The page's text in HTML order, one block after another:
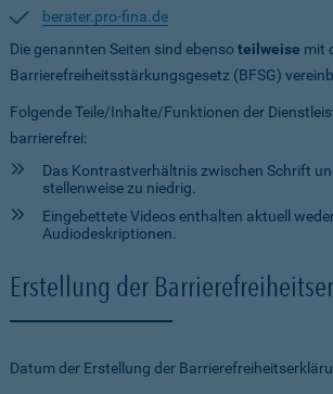
berater.pro-fina.de
Die genannten Seiten sind ebensoteilweise mit
Barrierefreiheitsstärkungsgesetz (BFSG)
Folgende Teile/Inhalte/Funktionen der
barrierefrei:
Das Kontrastverhältnis zwischen Schrift
stellenweise zu niedrig.
Eingebettete Videos enthalten aktuell
Audiodeskriptionen.
Erstellung der
Datum der Erstellung der